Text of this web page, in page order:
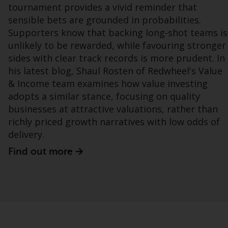
Bestimmte Personen haben möglicherweise
Zugang zu Informationen über Redwheel
Funds, eine Investmentgesellschaft, die als
„Société d’Investissement à Capital Variable“
nach luxemburgischem Recht gegründet
wurde. Die Teilfonds von Redwheel Funds,
auf die auf der Website verwiesen wird,
werden nur durch den aktuellen
Verkaufsprospekt angeboten. Der
Verkaufsprospekt enthält vollständigere
Informationen über die Teilfonds,
einschließlich der Anlageziele, Gebühren und
tournament provides a vivid reminder that
sensible bets are grounded in probabilities.
Supporters know that backing long-shot teams is
unlikely to be rewarded, while favouring stronger
sides with clear track records is more prudent. In
his latest blog, Shaul Rosten of Redwheel's Value
& Income team examines how value investing
adopts a similar stance, focusing on quality
businesses at attractive valuations, rather than
richly priced growth narratives with low odds of
delivery.
Find out more